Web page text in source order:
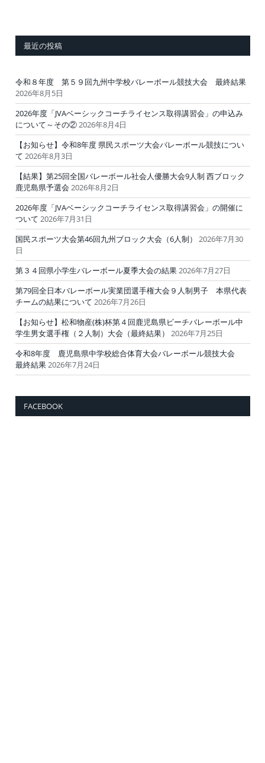
最近の投稿
令和８年度 第５９回九州中学校バレーボール競技大会 最終結果
2026年8月5日
2026年度「JVAベーシックコーチライセンス取得講習会」の申込み
について～その②2026年8月4日
【お知らせ】令和8年度 県民スポーツ大会バレーボール競技につい
て 2026年8月3日
【結果】第25回全国バレーボール社会人優勝大会9人制 西ブロック
鹿児島県予選会 2026年8月2日
2026年度「JVAベーシックコーチライセンス取得講習会」の開催に
ついて 2026年7月31日
国民スポーツ大会第46回九州ブロック大会（6人制）
2026年7月30
日
第３４回県小学生バレーボール夏季大会の結果2026年7月27日
第79回全日本バレーボール実業団選手権大会９人制男子 本県代表
チームの結果について 2026年7月26日
【お知らせ】松和物産(株)杯第４回鹿児島県ビーチバレーボール中
学生男女選手権（２人制）大会（最終結果）
2026年7月25日
令和8年度 鹿児島県中学校総合体育大会バレーボール競技大会
最終結果2026年7月24日
FACEBOOK